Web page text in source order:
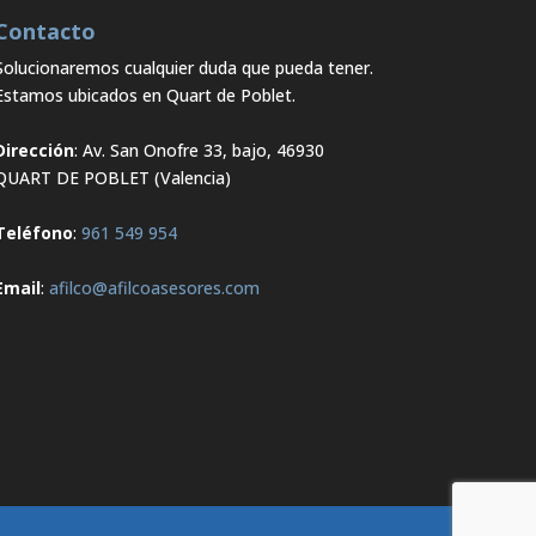
cualquier duda que pueda tener.
ubicados en Quart de Poblet.
: Av. San Onofre 33, bajo, 46930
DE POBLET (Valencia)
: 961 549 954
: afilco@afilcoasesores.com